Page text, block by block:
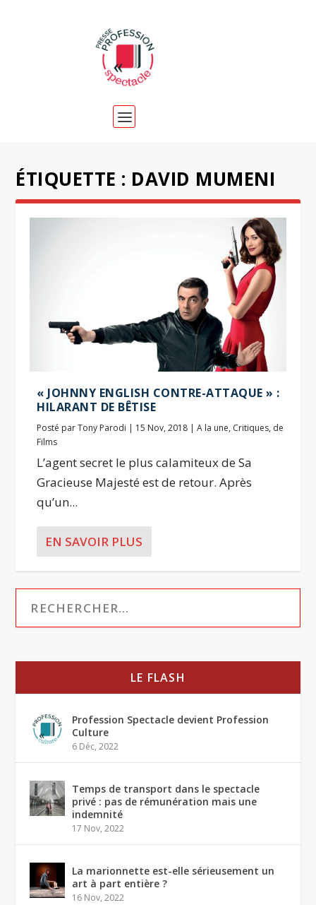
ÉTIQUETTE : DAVID MUMENI
« JOHNNY ENGLISH CONTRE-ATTAQUE » :
HILARANT DE BÊTISE
Posté parTony Parodi | 15 Nov, 2018 |A la une, Critiques, de
Films
L’agent secret le plus calamiteux de Sa
Gracieuse Majesté est de retour. Après
qu’un...
EN SAVOIR PLUS
LE FLASH
Profession Spectacle devient Profession
Culture
6 Déc, 2022
Temps de transport dans le spectacle
privé : pas de rémunération mais une
indemnité
17 Nov, 2022
La marionnette est-elle sérieusement un
art à part entière ?
16 Nov, 2022